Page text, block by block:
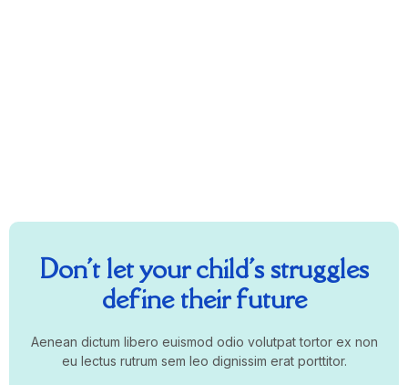
Don't let your child's struggles
define their future
Aenean dictum libero euismod odio volutpat tortor ex non
eu lectus rutrum sem leo dignissim erat porttitor.